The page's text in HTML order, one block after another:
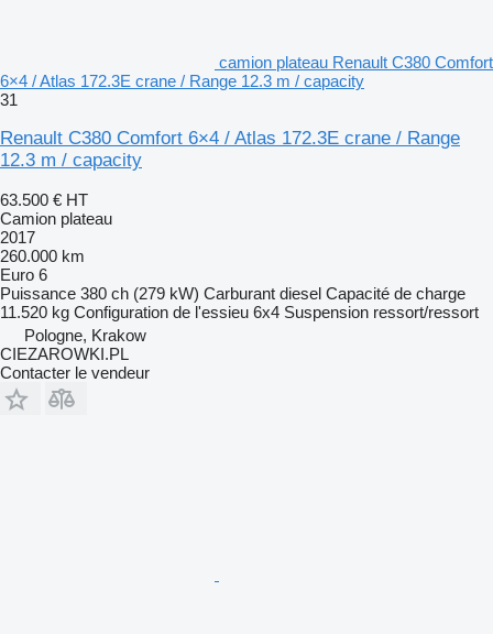
camion plateau Renault C380 Comfort
6×4 / Atlas 172.3E crane / Range 12.3 m / capacity
31
Renault C380 Comfort 6×4 / Atlas 172.3E crane / Range
12.3 m / capacity
63.500 € HT
Camion plateau
2017
260.000 km
Euro 6
Puissance 380 ch (279 kW) Carburant diesel Capacité de charge
11.520 kg Configuration de l'essieu 6x4 Suspension ressort/ressort
Pologne, Krakow
CIEZAROWKI.PL
Contacter le vendeur